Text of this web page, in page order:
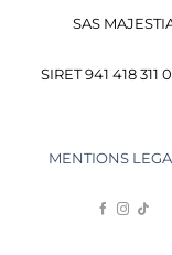
SAS
SIRET 941 418 311
MENTIONS